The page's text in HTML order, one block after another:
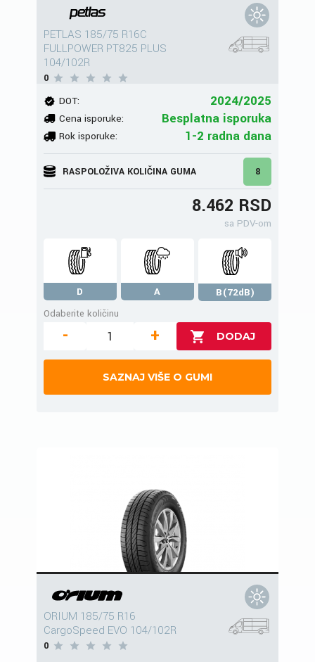
PETLAS 185/75 R16C
FULLPOWER PT825 PLUS
104/102R
0
DOT: 2024/2025
Cena isporuke: Besplatna isporuka
Rok isporuke: 1-2 radna dana
RASPOLOŽIVA KOLIČINA GUMA 8
8.462 RSD
sa PDV-om
D A
B(72dB)
Odaberite količinu
- +
SAZNAJ VIŠE O GUMI
ORIUM 185/75 R16
CargoSpeed EVO 104/102R
0